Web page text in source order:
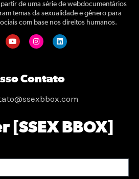
de uma série de webdocumentários
temas da sexualidade e gênero para
com base nos direitos humanos.
Contato
[SSEX BBOX]